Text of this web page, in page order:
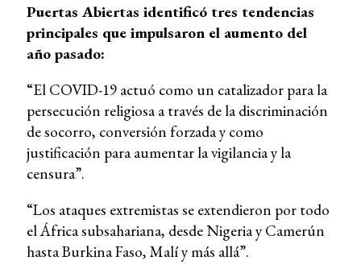
Puertas Abiertas identificó tres tendencias
principales que impulsaron el aumento del
año pasado:
“El COVID-19 actuó como un catalizador para la
persecución religiosa a través de la discriminación
de socorro, conversión forzada y como
justificación para aumentar la vigilancia y la
censura”.
“Los ataques extremistas se extendieron por todo
el África subsahariana, desde Nigeria y Camerún
hasta Burkina Faso, Malí y más allá”.